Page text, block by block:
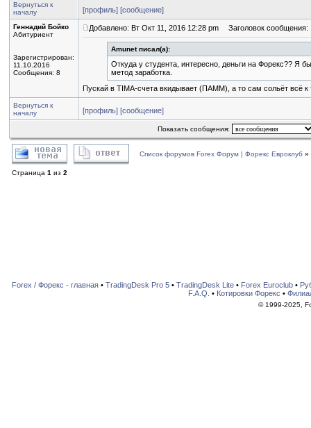
Вернуться к
началу
[профиль] [сообщение]
Геннадий Бойко
Абитуриент
Зарегистрирован:
11.10.2016
Сообщения: 8
Добавлено: Вт Окт 11, 2016 12:28 pm Заголовок сообщения:
Amunet писал(а):
Откуда у студента, интересно, деньги на Форекс?? Я
метод заработка.
Пускай в TIMA-счета вкидывает (ПАММ), а то сам сольёт всё к
Вернуться к
началу
[профиль] [сообщение]
Показать сообщения:
Список форумов Forex Форум | Форекс Евроклуб »
Страница 1 из 2
Forex / Форекс - главная• TradingDesk Pro 5• TradingDesk Lite• Forex Euroclub•
F.A.Q. • Котировки Форекс •
© 1999-2025,